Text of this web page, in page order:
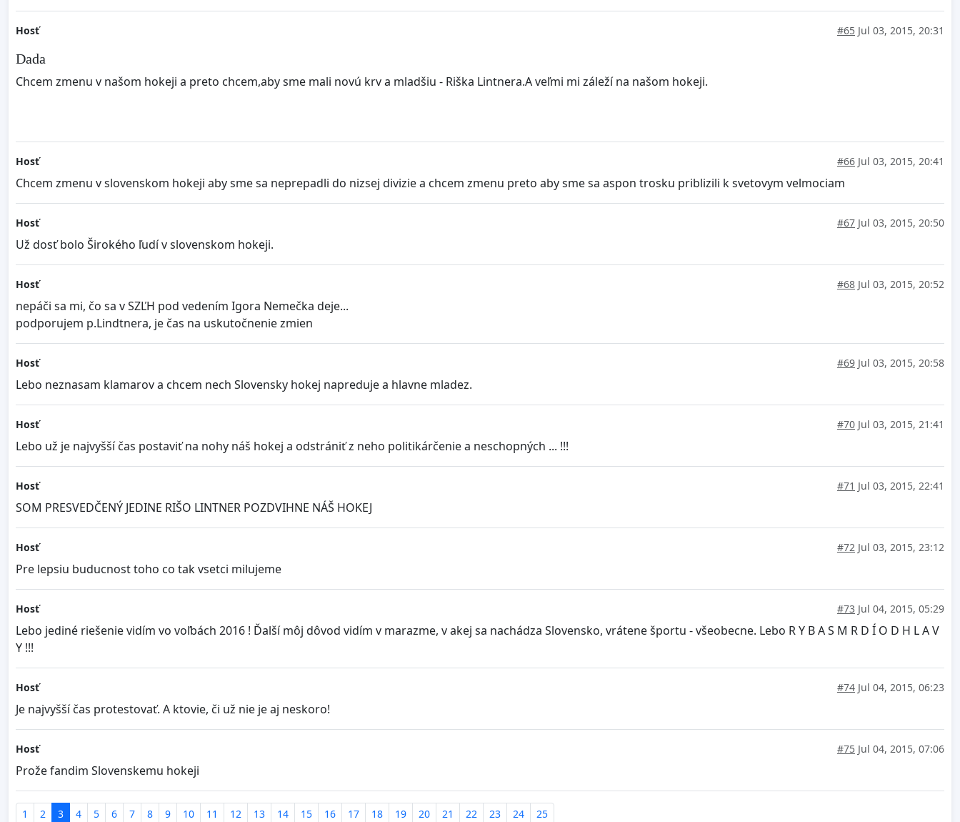
Hosť #65 Jul 03, 2015, 20:31
Dada
Chcem zmenu v našom hokeji a preto chcem,aby sme mali novú krv a mladšiu - Riška Lintnera.A veľmi mi záleží na našom hokeji.
Hosť #66 Jul 03, 2015, 20:41
Chcem zmenu v slovenskom hokeji aby sme sa neprepadli do nizsej divizie a chcem zmenu preto aby sme sa aspon trosku priblizili k svetovym velmociam
Hosť #67 Jul 03, 2015, 20:50
Už dosť bolo Širokého ľudí v slovenskom hokeji.
Hosť #68 Jul 03, 2015, 20:52
nepáči sa mi, čo sa v SZĽH pod vedením Igora Nemečka deje...
podporujem p.Lindtnera, je čas na uskutočnenie zmien
Hosť #69 Jul 03, 2015, 20:58
Lebo neznasam klamarov a chcem nech Slovensky hokej napreduje a hlavne mladez.
Hosť #70 Jul 03, 2015, 21:41
Lebo už je najvyšší čas postaviť na nohy náš hokej a odstrániť z neho politikárčenie a neschopných ... !!!
Hosť #71 Jul 03, 2015, 22:41
SOM PRESVEDČENÝ JEDINE RIŠO LINTNER POZDVIHNE NÁŠ HOKEJ
Hosť #72 Jul 03, 2015, 23:12
Pre lepsiu buducnost toho co tak vsetci milujeme
Hosť #73 Jul 04, 2015, 05:29
Lebo jediné riešenie vidím vo voľbách 2016 ! Ďalší môj dôvod vidím v marazme, v akej sa nachádza Slovensko, vrátene športu - všeobecne. Lebo R Y B A S M R D Í O D H L A V
Y !!!
Hosť #74 Jul 04, 2015, 06:23
Je najvyšší čas protestovať. A ktovie, či už nie je aj neskoro!
Hosť #75 Jul 04, 2015, 07:06
Prože fandim Slovenskemu hokeji
1 2 3 4 5 6 7 8 9 10 11 12 13 14 15 16 17 18 19 20 21 22 23 24 25